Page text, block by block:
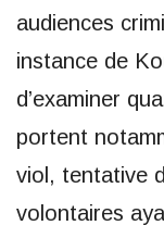
audiences
instance de
d’examiner
portent
viol, tentative
volontaires